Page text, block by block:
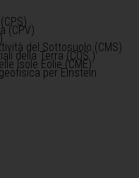
(CPV)
del Sottosuolo (CMS)
della Terra (COS )
Isole Eolie (CME)
per Einstein